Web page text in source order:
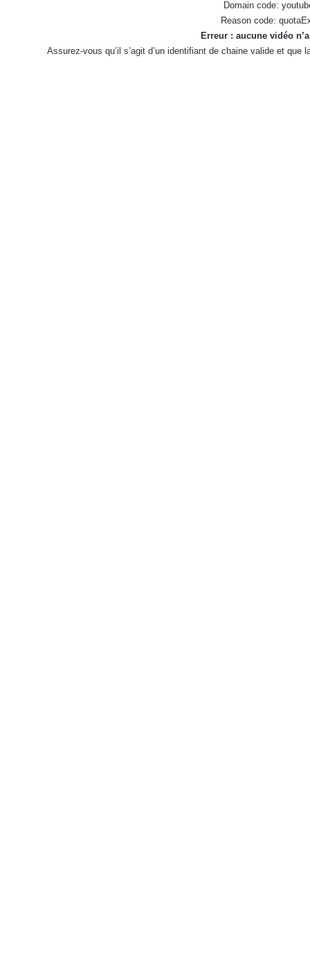
Domain code:
Reason code:
Erreur : aucune vidéo
Assurez-vous qu’il s’agit d’un identifiant de chaine valide et